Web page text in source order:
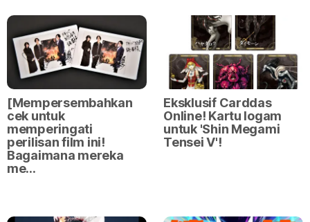
[Mempersembahkan
cek untuk
memperingati
perilisan film ini!
Bagaimana mereka
me…
Eksklusif Carddas
Online! Kartu logam
untuk 'Shin Megami
Tensei V'!